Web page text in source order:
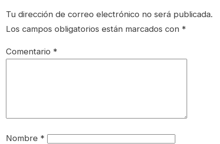
Tu dirección de correo electrónico no será publicada.
Los campos obligatorios están marcados con *
Comentario *
Nombre *